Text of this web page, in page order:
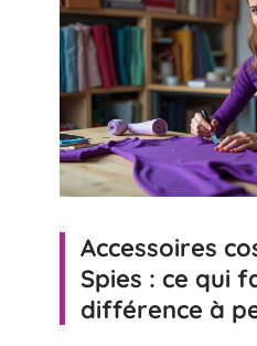
Accessoires
Spies : ce qui
différence à